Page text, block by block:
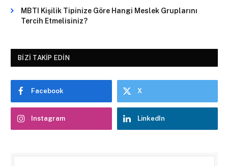
MBTI Kişilik Tipinize Göre Hangi Meslek Gruplarını
Tercih Etmelisiniz?
BIZI TAKIP EDIN
Facebook X
Instagram LinkedIn